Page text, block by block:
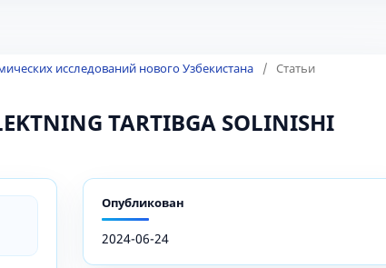
исследований нового Узбекистана / Статьи
TARTIBGA SOLINISHI
Опубликован
2024-06-24